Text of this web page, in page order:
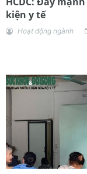
kiện y tế
Hoạt động ngành